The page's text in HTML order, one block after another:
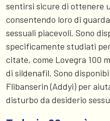
sentirsi sicure di ottenere
consentendo loro di
sessuali piacevoli. Sono
specificamente studiati
citate, come Lovegra 100
di sildenafil. Sono
Flibanserin (Addyi) per
disturbo da desiderio